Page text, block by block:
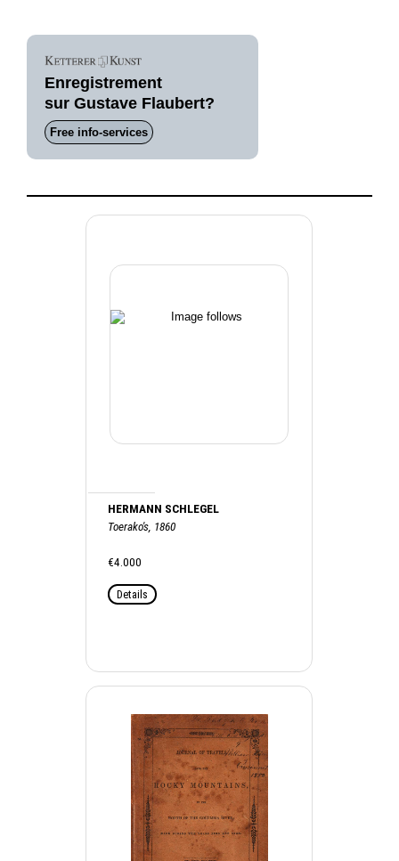
Enregistrement
sur Gustave Flaubert?
Free info-services
HERMANN SCHLEGEL
Toerako's, 1860
€4.000
Details